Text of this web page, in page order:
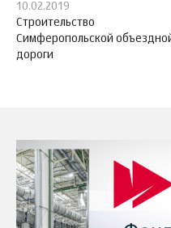
10.02.2019
Строительство
Симферопольской
дороги